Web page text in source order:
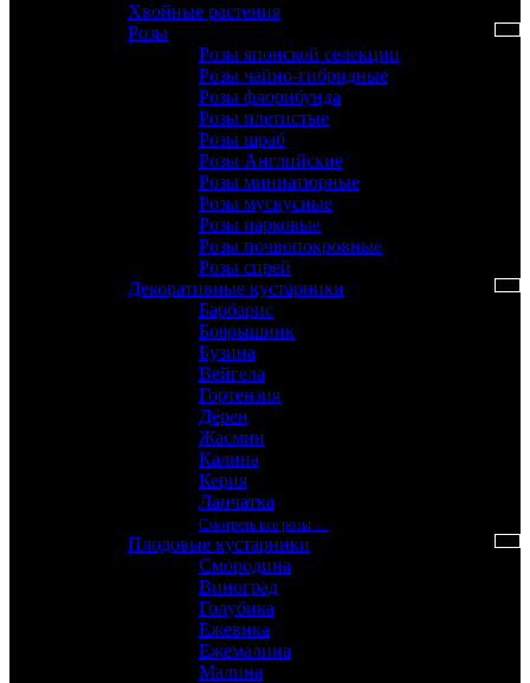
Хвойные растения
Розы
Розы японской селекции
Розы чайно-гибридные
Розы флорибунда
Розы плетистые
Розы шраб
Розы Английские
Розы миниатюрные
Розы мускусные
Розы парковые
Розы почвопокровные
Розы спрей
Декоративные кустарники
Барбарис
Боярышник
Бузина
Вейгела
Гортензия
Дёрен
Жасмин
Калина
Керия
Лапчатка
Смотреть все розы …
Плодовые кустарники
Смородина
Виноград
Голубика
Ежевика
Ежемалина
Малина